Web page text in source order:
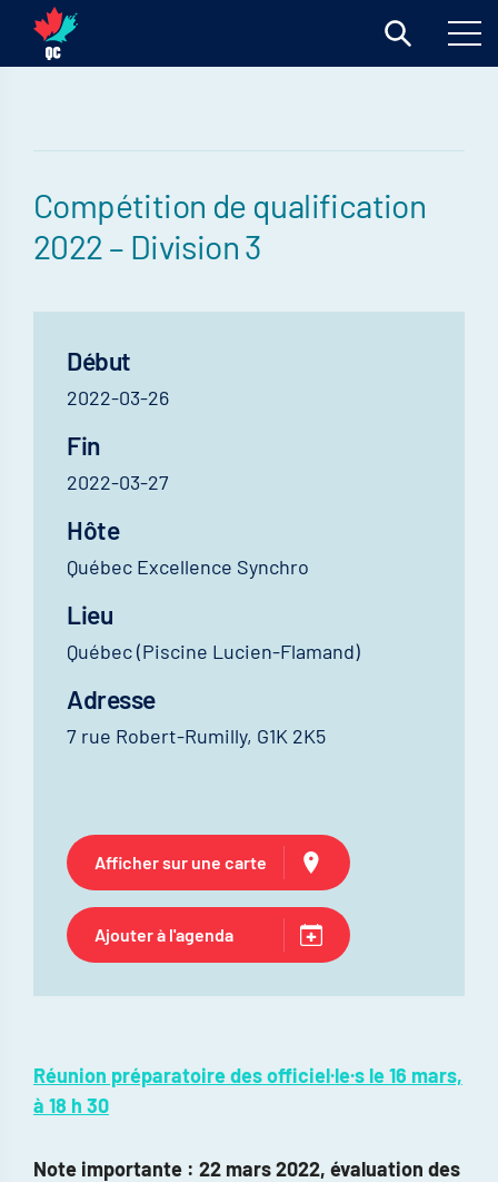
Compétition de qualification
2022 – Division 3
Réunion préparatoire des officiel·le·s le 16 mars,
à 18 h 30
Note importante : 22 mars 2022, évaluation des
Début
2022-03-26
Fin
2022-03-27
Hôte
Québec Excellence Synchro
Lieu
Québec (Piscine Lucien-Flamand)
Adresse
7 rue Robert-Rumilly, G1K 2K5
Afficher sur une carte
Ajouter à l'agenda